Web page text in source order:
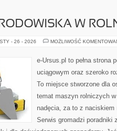
W
STY - 26 - 2026 MOŻLIWOŚĆ
e-Ursus.pl to pełna strona
uciągowym oraz szeroko
To miejsce stworzone dla
temat maszyn rolniczych
nadęcia, za to z
Serwis gromadzi poradniki